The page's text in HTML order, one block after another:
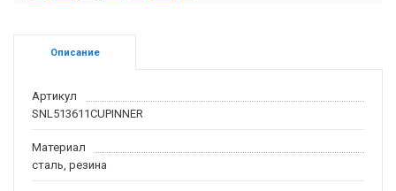
Описание
Артикул
SNL513611CUPINNER
Материал
сталь, резина